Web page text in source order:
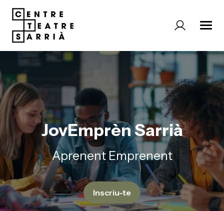
JovEmprèn Sarrià
Aprenent Emprenent
Inscriu-te